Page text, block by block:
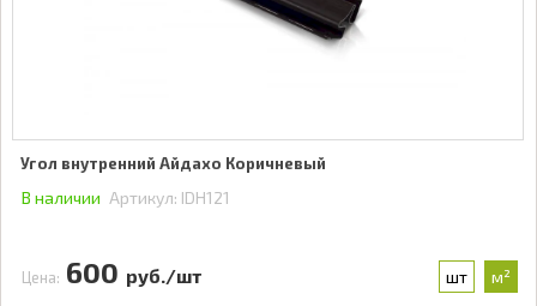
Угол внутренний Айдахо Коричневый
В наличии Артикул: IDH121
Цена: 600 руб./шт шт м²